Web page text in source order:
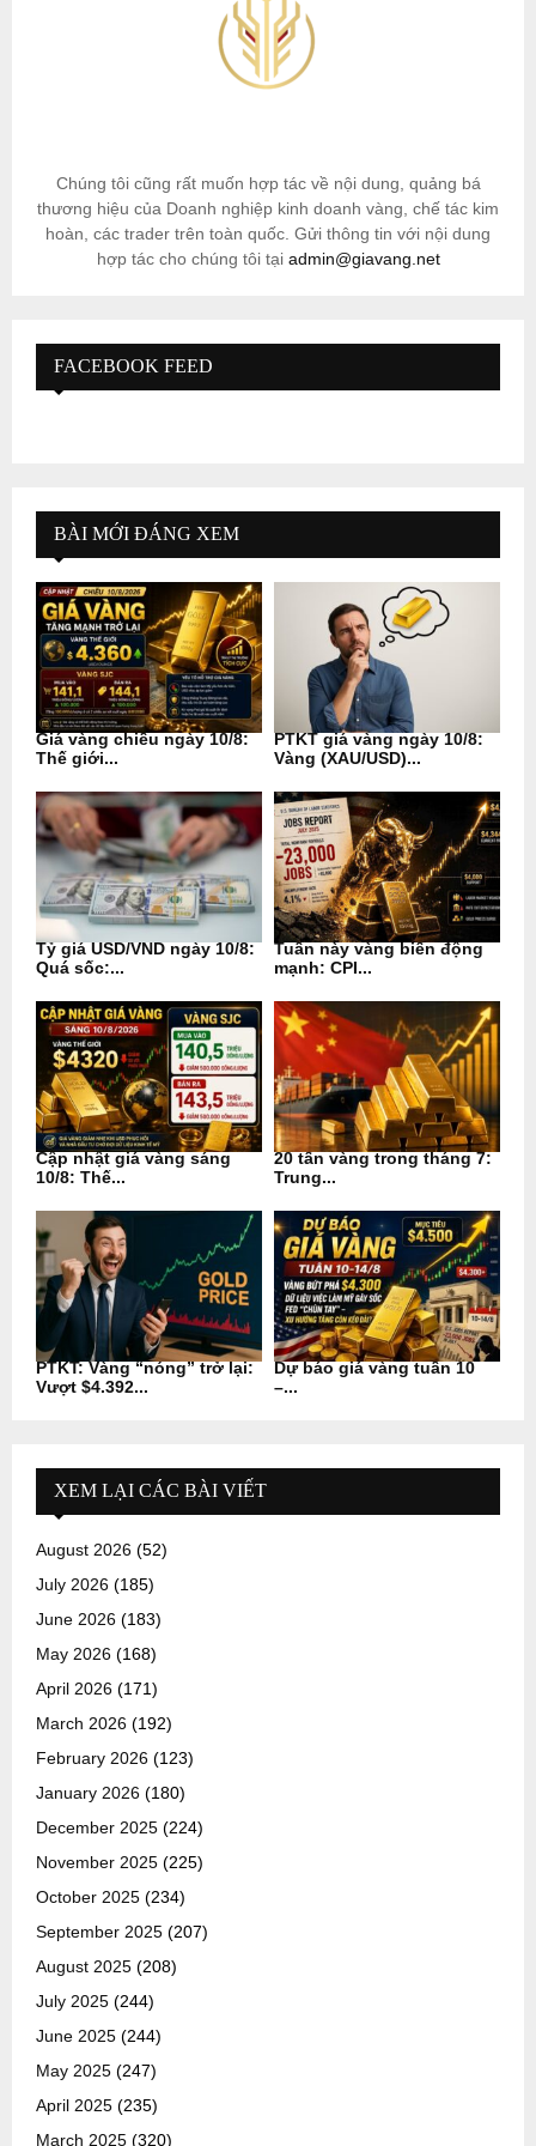
Chúng tôi cũng rất muốn hợp tác về nội dung, quảng bá
thương hiệu của Doanh nghiệp kinh doanh vàng, chế tác kim
hoàn, các trader trên toàn quốc. Gửi thông tin với nội dung
hợp tác cho chúng tôi tại admin@giavang.net
FACEBOOK FEED
BÀI MỚI ĐÁNG XEM
Giá vàng chiều ngày 10/8:
Thế giới...
PTKT giá vàng ngày 10/8:
Vàng (XAU/USD)...
Tỷ giá USD/VND ngày 10/8:
Quá sốc:...
Tuần này vàng biến động
mạnh: CPI...
Cập nhật giá vàng sáng
10/8: Thế...
20 tấn vàng trong tháng 7:
Trung...
PTKT: Vàng “nóng” trở lại:
Vượt $4.392...
Dự báo giá vàng tuần 10
–...
XEM LẠI CÁC BÀI VIẾT
August 2026 (52)
July 2026 (185)
June 2026 (183)
May 2026 (168)
April 2026 (171)
March 2026 (192)
February 2026 (123)
January 2026 (180)
December 2025 (224)
November 2025 (225)
October 2025 (234)
September 2025 (207)
August 2025 (208)
July 2025 (244)
June 2025 (244)
May 2025 (247)
April 2025 (235)
March 2025 (320)